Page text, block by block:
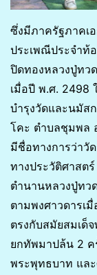
ซึ่งมีภาครัฐภาคเ
ประเพณีประจำท้
ปิดทองหลวงปู่ทว
เมื่อปี พ.ศ. 2498
บำรุงวัดและนมัส
โคะ ตำบลชุมพล
มีชื่อทางการว่าวั
ทางประวัติศาสต
ตำนานหลวงปู่ทว
ตามพงศาวดารเ
ตรงกับสมัยสมเด็
ยกทัพมาปล้น 2 ค
พระพุทธบาท แล